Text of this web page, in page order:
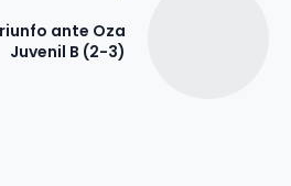
ante Oza
Juvenil B (2-3)